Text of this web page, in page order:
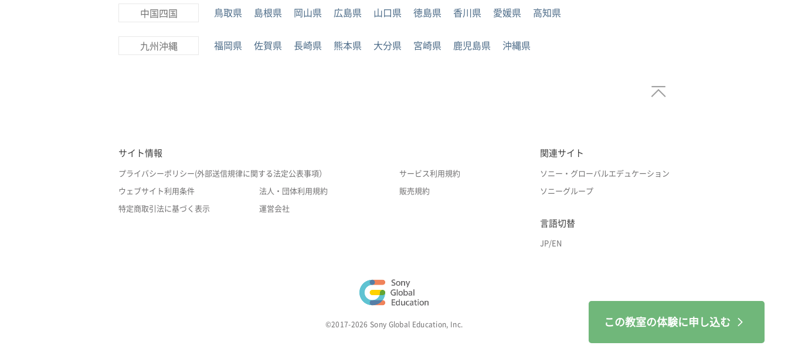
この教室の体験に申し込む
中国四国 鳥取県 島根県 岡山県 広島県 山口県 徳島県 香川県 愛媛県 高知県
九州沖縄 福岡県 佐賀県 長崎県 熊本県 大分県 宮崎県 鹿児島県 沖縄県
サイト情報
プライバシーポリシー(外部送信規律に関する法定公表事項） サービス利用規約
ウェブサイト利用条件 法人・団体利用規約 販売規約
特定商取引法に基づく表示 運営会社
関連サイト
ソニー・グローバルエデュケーション
ソニーグループ
言語切替
JP/EN
©2017-2026 Sony Global Education, Inc.